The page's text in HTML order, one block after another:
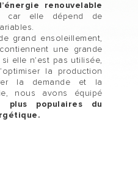
renouvelable
car elle dépend de
grand ensoleillement,
une grande
elle n’est pas utilisée,
la production
la demande et la
nous avons équipé
plus populaires du